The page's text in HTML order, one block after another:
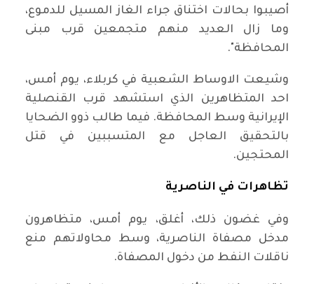
أصيبوا بحالات اختناق جراء الغاز المسيل للدموع،
وما زال العديد منهم متجمعين قرب مبنى
المحافظة".
وشيعت الاوساط الشعبية في كربلاء، يوم أمس،
احد المتظاهرين الذي استشهد قرب القنصلية
الإيرانية وسط المحافظة. فيما طالب ذوو الضحايا
بالتحقيق العاجل مع المتسببين في قتل
المحتجين.
تظاهرات في الناصرية
وفي غضون ذلك، أغلق، يوم أمس، متظاهرون
مدخل مصفاة الناصرية، وسط محاولاتهم منع
ناقلات النفط من دخول المصفاة.